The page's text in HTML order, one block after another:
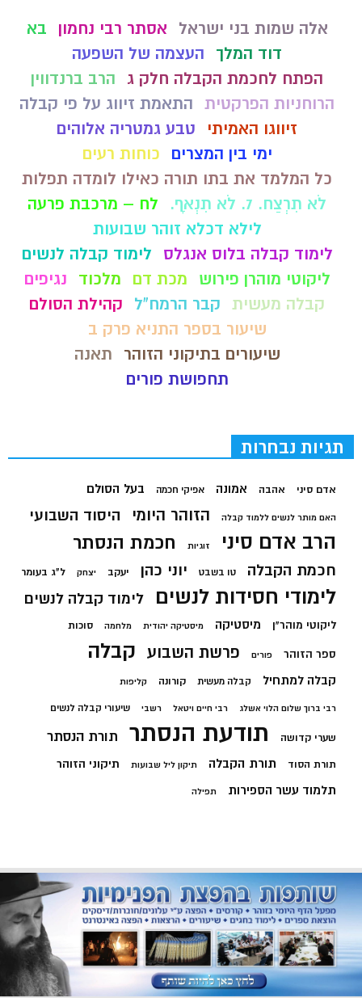
אלה שמות בני ישראל אסתר רבי נחמון
בא
דוד המלך
העצמה של השפעה
הפתח לחכמת הקבלה חלק ג
הרב ברנדווין
הרוחניות הפרקטית התאמת זיווג על פי קבלה
זיווגו האמיתי
טבע גמטריה אלוהים
ימי בין המצרים
כוחות רעים
כל המלמד את בתו תורה כאילו לומדה תפלות
לֹא תִרְצַח. 7. לֹא תִנְאָף.
לח – מרכבת פרעה
לילא דכלא זוהר שבועות
לימוד קבלה בלוס אנגלס
לימוד קבלה לנשים
ליקוטי מוהרן פירוש
מכת דם מלכוד
נגיפים
קבלה מעשית קבר הרמח"ל
קהילת הסולם
שיעור בספר התניא פרק ב
שיעורים בתיקוני הזוהר
תאנה
תחפושת פורים
תגיות נבחרות
אדם סיני אהבה אמונה אפיקי חכמה בעל הסולם
האם מותר לנשים ללמוד קבלה הזוהר היומי היסוד השבועי
הרב אדם סיני זוגיות חכמת הנסתר
חכמת הקבלה טו בשבט יוני כהן יעקב יצחק ל"ג בעומר
לימודי חסידות לנשים לימוד קבלה לנשים
ליקוטי מוהר"ן מיסטיקה מיסטיקה יהודית מלחמה סוכות
ספר הזוהר פורים פרשת השבוע קבלה
קבלה למתחיל קבלה מעשית קורונה קליפות
רבי ברוך שלום הלוי אשלג רבי חיים ויטאל רשבי שיעורי קבלה לנשים
שערי קדושה תודעת הנסתר תורת הנסתר
תורת הסוד תורת הקבלה תיקון ליל שבועות תיקוני הזוהר
תלמוד עשר הספירות תפילה